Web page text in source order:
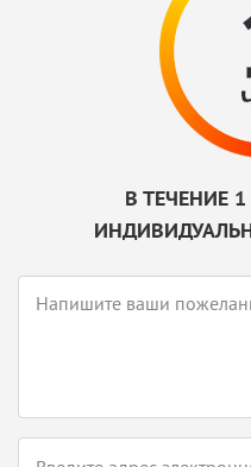
В ТЕЧЕНИЕ